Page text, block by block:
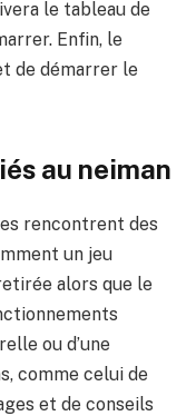
le tableau de
Enfin, le
de démarrer le
au neiman
rencontrent des
un jeu
alors que le
ou d’une
comme celui de
et de conseils